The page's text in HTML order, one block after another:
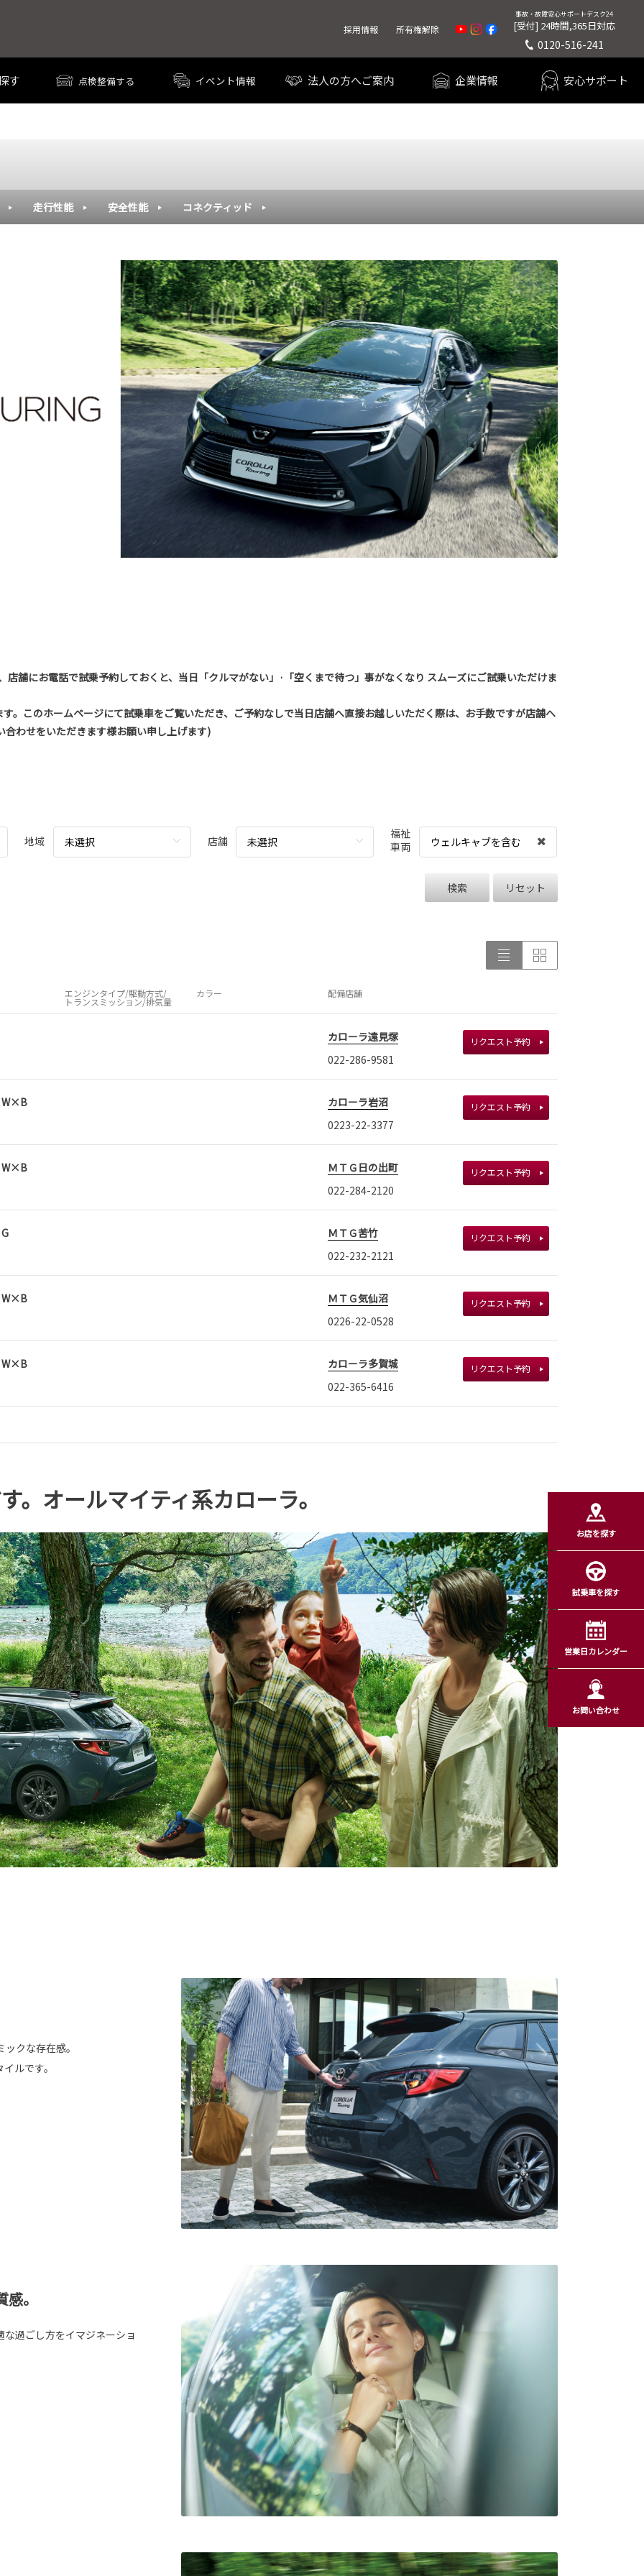
す 点検整備する イベント情報 法人の方へご案内 企業情報 安心サポート
採用情報 所有権解除
事故・故障安心サポートデスク24
[受付] 24時間,365日対応
0120-516-241
走行性能 安全性能 コネクティッド
舗にお電話で試乗予約しておくと、当日「クルマがない」·「空くまで待つ」事がなくなり スムーズにご試乗いただけま
。このホームページにて試乗車をご覧いただき、ご予約なしで当日店舗へ直接お越しいただく際は、お手数ですが店舗へ
合わせをいただきます様お願い申し上げます)
地域 未選択 店舗 未選択
福祉
車両
ウェルキャブを含む
検索 リセット
エンジンタイプ/駆動方式/
トランスミッション/排気量
カラー 配備店舗
カローラ遠見塚
022-286-9581
リクエスト予約
W×B
カローラ岩沼
0223-22-3377
リクエスト予約
W×B
ＭＴＧ日の出町
022-284-2120
リクエスト予約
ＭＴＧ苦竹
022-232-2121
リクエスト予約
W×B
ＭＴＧ気仙沼
0226-22-0528
リクエスト予約
W×B
カローラ多賀城
022-365-6416
リクエスト予約
。オールマイティ系カローラ。
クな存在感。
ルです。
。
過ごし方をイマジネーショ
お店を探す
試乗車を探す
営業日カレンダー
お問い合わせ